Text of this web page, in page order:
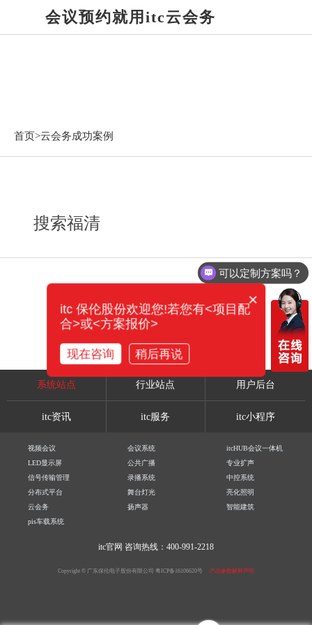
会议预约就用itc云会务
首页>云会务成功案例
搜索福清
系统站点 行业站点 用户后台
itc资讯 itc服务 itc小程序
视频会议 会议系统
itcHUB会议一体机
LED显示屏
公共广播
专业扩声
信号传输管理
录播系统
中控系统
分布式平台
舞台灯光
亮化照明
云会务
扬声器
智能建筑
pis车载系统
itc官网 咨询热线：400-991-2218
Copyright © 广东保伦电子股份有限公司 粤ICP备16106620号 产品参数解释声明
可以定制方案吗？
×
itc 保伦股份欢迎您!若您有<项目配
合>或<方案报价>
现在咨询 稍后再说